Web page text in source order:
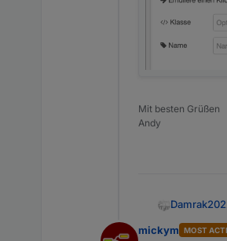
Mit besten Grüßen
Andy
mickym MOST